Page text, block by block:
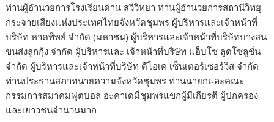
ท่านผู้อำนวยการโรงเรียนด่าน สวีวิทยา ท่านผู้อำนวยการสถานีวิทยุ
กระจายเสียงแห่งประเทศไทยจังหวัดชุมพร ผู้บริหารและเจ้าหน้าที่
บริษัท หาดทิพย์ จำกัด (มหาชน) ผู้บริหารและเจ้าหน้าที่บริษัทบางสน
ขนส่งลูกกุ้ง จำกัด ผู้บริหารและ เจ้าหน้าที่บริษัท แอ็บโซ ลูดโซลูชั่น
จำกัด ผู้บริหารและเจ้าหน้าที่บริษัท ดีโอเค เซ็นเตอร์เซอร์วิส จำกัด
ท่านประธานสภาทนายความจังหวัดชุมพร ท่านนายกและคณะ
กรรมการสมาคมฟุตบอล อะคาเดมี่ชุมพรแขกผู้มีเกียรติ ผู้ปกครอง
และเยาวชนจำนวนมาก